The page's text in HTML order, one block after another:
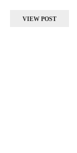
VIEW POST